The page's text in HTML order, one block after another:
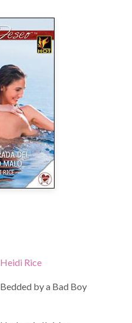
Heidi Rice
Bedded by a Bad Boy